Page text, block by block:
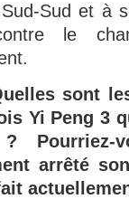
Sud et à
le
sont
Yi Peng 3
?
arrêté